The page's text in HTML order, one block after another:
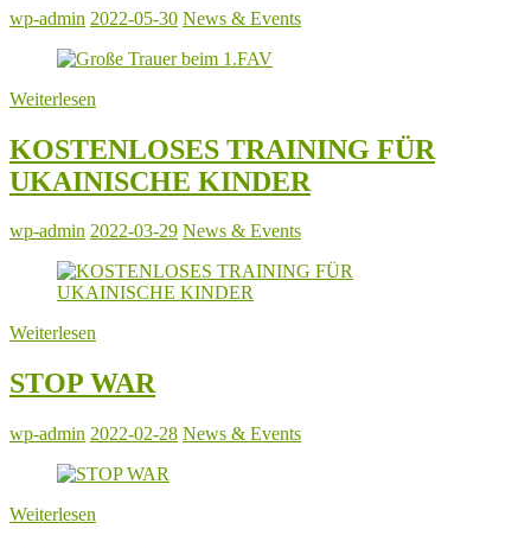
wp-admin 2022-05-30 News & Events
Weiterlesen
KOSTENLOSES TRAINING FÜR
UKAINISCHE KINDER
wp-admin 2022-03-29 News & Events
Weiterlesen
STOP WAR
wp-admin 2022-02-28 News & Events
Weiterlesen